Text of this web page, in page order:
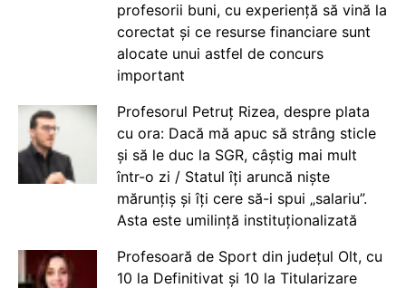
profesorii buni, cu experiență să vină la
corectat și ce resurse financiare sunt
alocate unui astfel de concurs
important
Profesorul Petruț Rizea, despre plata
cu ora: Dacă mă apuc să strâng sticle
și să le duc la SGR, câștig mai mult
într-o zi / Statul îți aruncă niște
mărunțiș și îți cere să-i spui „salariu”.
Asta este umilință instituționalizată
Profesoară de Sport din județul Olt, cu
10 la Definitivat și 10 la Titularizare